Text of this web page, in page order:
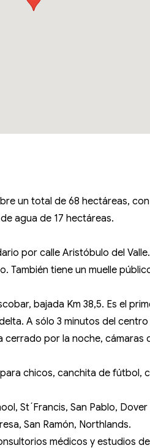
un total de 68 hectáreas,
agua de 17 hectáreas.
por calle Aristóbulo del
tiene un muelle
bajada Km 38,5. Es el
A sólo 3 minutos del
por la noche,
chicos, canchita de fútbol,
St´Francis, San Pablo,
San Ramón, Northlands.
médicos y estudios